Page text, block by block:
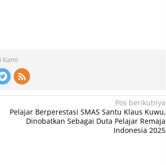
Kami
Pos berikutnya
Pelajar Berperestasi SMAS Santu Klaus Kuwu,
Dinobatkan Sebagai Duta Pelajar Remaja
Indonesia 2025